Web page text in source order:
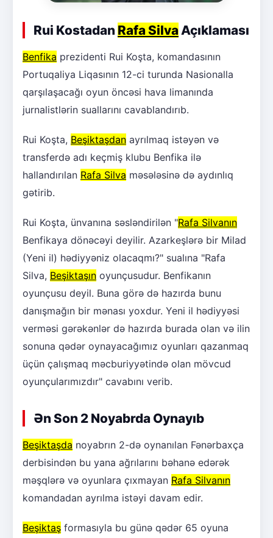
Rui Kostadan Rafa SilvaAçıklaması
Benfika prezidenti Rui Koşta, komandasının
Portuqaliya Liqasının 12-ci turunda Nasionalla
qarşılaşacağı oyun öncəsi hava limanında
jurnalistlərin suallarını cavablandırıb.
Rui Koşta, Beşiktaşdan ayrılmaq istəyən və
transferdə adı keçmiş klubu Benfika ilə
hallandırılan Rafa Silva məsələsinə də aydınlıq
gətirib.
Rui Koşta, ünvanına səsləndirilən "Rafa Silvanın
Benfikaya dönəcəyi deyilir. Azarkeşlərə bir Milad
(Yeni il) hədiyyəniz olacaqmı?" sualına "Rafa
Silva, Beşiktaşın oyunçusudur. Benfikanın
oyunçusu deyil. Buna görə də hazırda bunu
danışmağın bir mənası yoxdur. Yeni il hədiyyəsi
verməsi gərəkənlər də hazırda burada olan və ilin
sonuna qədər oynayacağımız oyunları qazanmaq
üçün çalışmaq məcburiyyətində olan mövcud
oyunçularımızdır" cavabını verib.
Ən Son 2 Noyabrda Oynayıb
Beşiktaşda noyabrın 2-də oynanılan Fənərbaxça
derbisindən bu yana ağrılarını bəhanə edərək
məşqlərə və oyunlara çıxmayan Rafa Silvanın
komandadan ayrılma istəyi davam edir.
Beşiktaş formasıyla bu günə qədər 65 oyuna